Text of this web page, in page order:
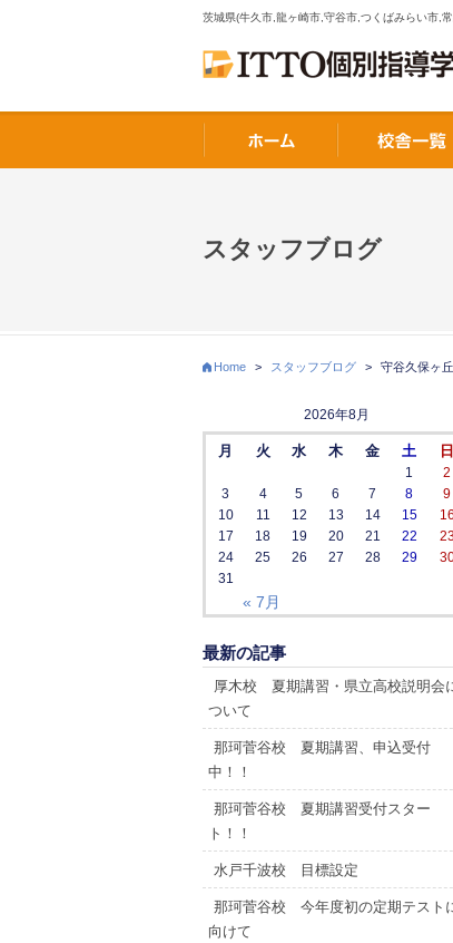
茨城県(牛久市,龍ヶ崎市,守谷市,つくばみらい市,
スタッフブログ
Home > スタッフブログ > 守谷久保ヶ
2026年8月
月 火 水 木 金 土 日
« 7月
1
2
3
4 5 6 7 8
9
10
11 12 13 14 15
16
17
18 19 20 21 22
24
25 26 27 28 29
31
最新の記事
厚木校 夏期講習・県立高校説明会
ついて
那珂菅谷校 夏期講習、申込受付
中！！
那珂菅谷校 夏期講習受付スター
ト！！
水戸千波校 目標設定
那珂菅谷校 今年度初の定期テスト
向けて